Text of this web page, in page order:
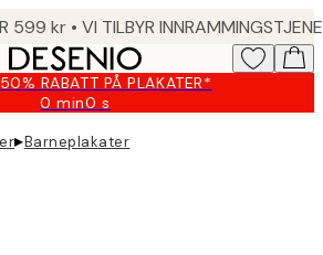
RABATT PÅ PLAKATER*
0 min0 s
Gyldig
til
og
▸Barneplakater